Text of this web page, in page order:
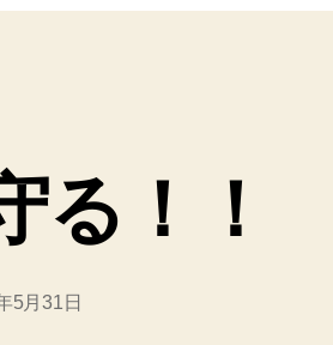
る！！
5月31日